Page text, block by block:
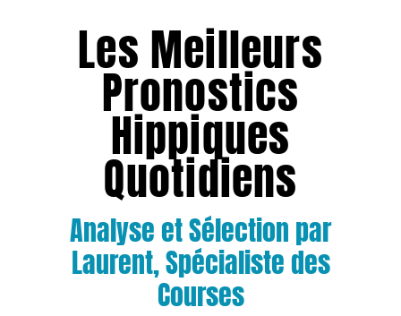
Les Meilleurs
Pronostics
Hippiques
Quotidiens
Analyse et Sélection par
Laurent, Spécialiste des
Courses